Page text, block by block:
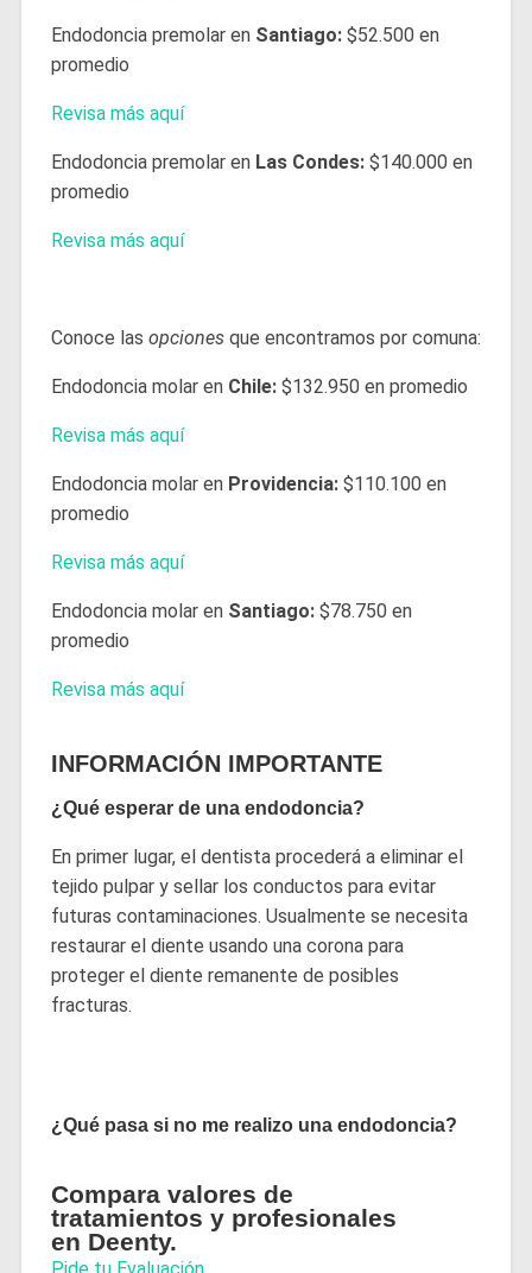
Endodoncia premolar en Santiago:$52.500 en
promedio
Revisa más aquí
Endodoncia premolar en Las Condes:$140.000 en
promedio
Revisa más aquí
Conoce las opcionesque encontramos por comuna:
Endodoncia molar en Chile:$132.950 en promedio
Revisa más aquí
Endodoncia molar en Providencia:$110.100 en
promedio
Revisa más aquí
Endodoncia molar en Santiago:$78.750 en
promedio
Revisa más aquí
INFORMACIÓN IMPORTANTE
¿Qué esperar de una endodoncia?
En primer lugar, el dentista procederá a eliminar el
tejido pulpar y sellar los conductos para evitar
futuras contaminaciones. Usualmente se necesita
restaurar el diente usando una corona para
proteger el diente remanente de posibles
fracturas.
¿Qué pasa si no me realizo una endodoncia?
Compara valores de
tratamientos y profesionales
en Deenty.